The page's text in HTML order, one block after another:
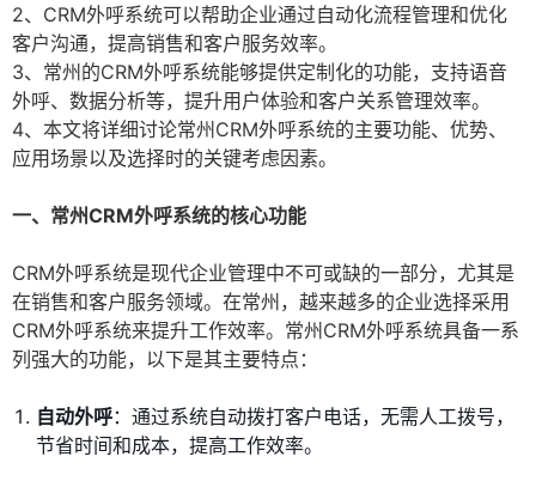
2、CRM外呼系统可以帮助企业通过自动化流程管理和优化
客户沟通，提高销售和客户服务效率。
3、常州的CRM外呼系统能够提供定制化的功能，支持语音
外呼、数据分析等，提升用户体验和客户关系管理效率。
4、本文将详细讨论常州CRM外呼系统的主要功能、优势、
应用场景以及选择时的关键考虑因素。
一、常州CRM外呼系统的核心功能
CRM外呼系统是现代企业管理中不可或缺的一部分，尤其是
在销售和客户服务领域。在常州，越来越多的企业选择采用
CRM外呼系统来提升工作效率。常州CRM外呼系统具备一系
列强大的功能，以下是其主要特点：
自动外呼：通过系统自动拨打客户电话，无需人工拨号，
节省时间和成本，提高工作效率。